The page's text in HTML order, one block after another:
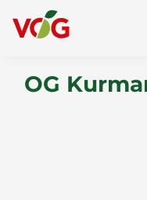
Herkunft
OG